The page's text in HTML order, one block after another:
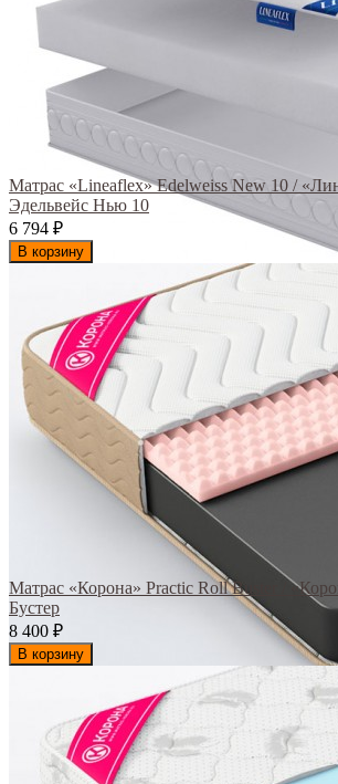
Матрас «Lineaflex» Edelweiss New 10 /
Эдельвейс Нью 10
6 794 ₽
В корзину
Матрас «Корона» Practic Roll Buster /
Бустер
8 400 ₽
В корзину